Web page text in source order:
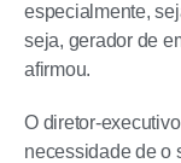
especialmente,
seja, gerador de
afirmou.
O diretor-
necessidade de o